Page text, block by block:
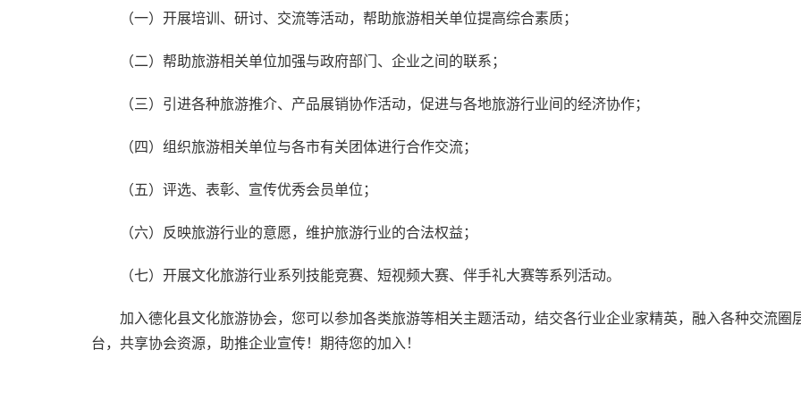
（一）开展培训、研讨、交流等活动，帮助旅游相关单位提高综合素质；
（二）帮助旅游相关单位加强与政府部门、企业之间的联系；
（三）引进各种旅游推介、产品展销协作活动，促进与各地旅游行业间的经济协作；
（四）组织旅游相关单位与各市有关团体进行合作交流；
（五）评选、表彰、宣传优秀会员单位；
（六）反映旅游行业的意愿，维护旅游行业的合法权益；
（七）开展文化旅游行业系列技能竞赛、短视频大赛、伴手礼大赛等系列活动。
加入德化县文化旅游协会，您可以参加各类旅游等相关主题活动，结交各行业企业家精英，融入各种交流圈
台，共享协会资源，助推企业宣传！期待您的加入！